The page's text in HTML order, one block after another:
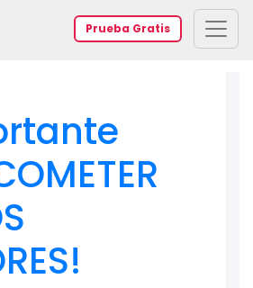
Prueba Gratis